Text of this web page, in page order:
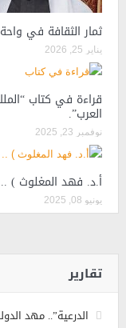
ثمار الثقافة في واحة
يناير 25, 2026
قراءة في كتاب
العرب”.
نوفمبر 23, 2025
أ.د. فهد المغلوث )
يونيو 08, 2025
تقارير
الدرعية”.. مهد